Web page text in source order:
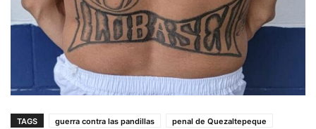
TAGS guerra contra las pandillas
penal de Quezaltepeque